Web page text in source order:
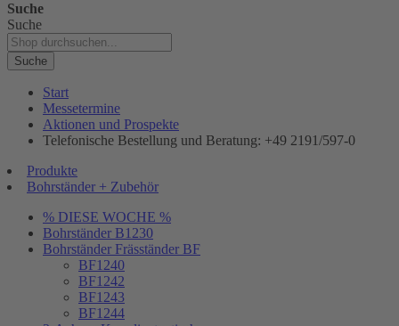
Suche
Suche
Suche
Start
Messetermine
Aktionen und Prospekte
Telefonische Bestellung und Beratung: +49 2191/597-0
Produkte
Bohrständer + Zubehör
% DIESE WOCHE %
Bohrständer B1230
Bohrständer Fräsständer BF
BF1240
BF1242
BF1243
BF1244